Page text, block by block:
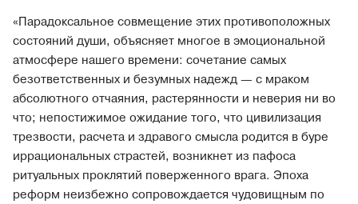
«Парадоксальное совмещение этих противоположных
состояний души, объясняет многое в эмоциональной
атмосфере нашего времени: сочетание самых
безответственных и безумных надежд — с мраком
абсолютного отчаяния, растерянности и неверия ни во
что; непостижимое ожидание того, что цивилизация
трезвости, расчета и здравого смысла родится в буре
иррациональных страстей, возникнет из пафоса
ритуальных проклятий поверженного врага. Эпоха
реформ неизбежно сопровождается чудовищным по